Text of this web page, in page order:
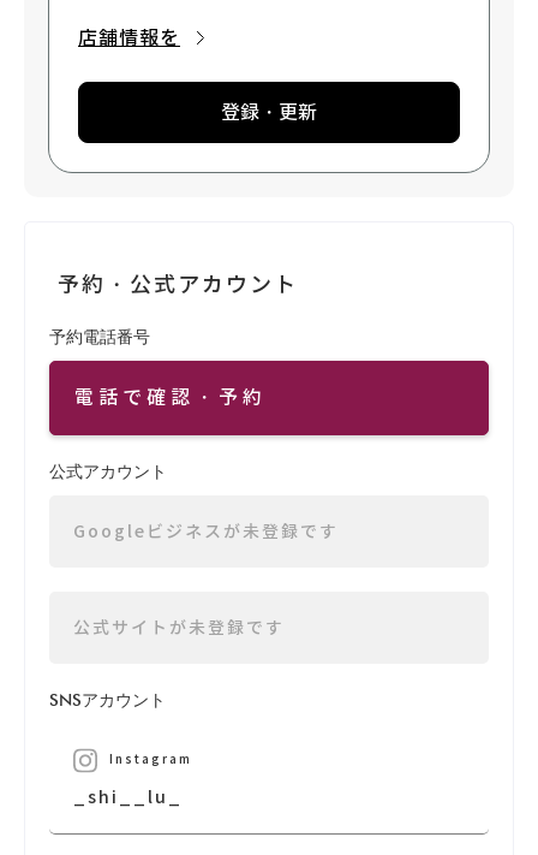
店舗情報を
登録・更新
予約・公式アカウント
予約電話番号
電話で確認・予約
公式アカウント
Googleビジネスが未登録です
公式サイトが未登録です
SNSアカウント
Instagram
_shi__lu_